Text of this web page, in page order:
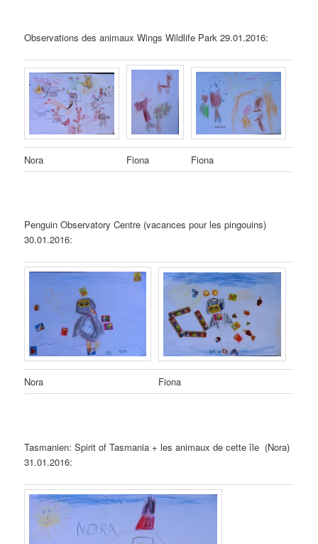
Observations des animaux Wings Wildlife Park 29.01.2016:
Nora Fiona Fiona
Penguin Observatory Centre (vacances pour les pingouins)
30.01.2016:
Nora Fiona
Tasmanien: Spirit of Tasmania + les animaux de cette île (Nora)
31.01.2016: